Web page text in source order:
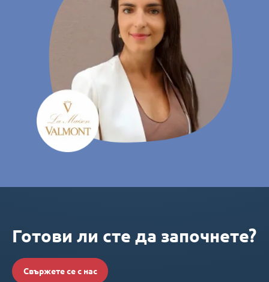
Готови ли сте да започнете?
Свържете се с нас